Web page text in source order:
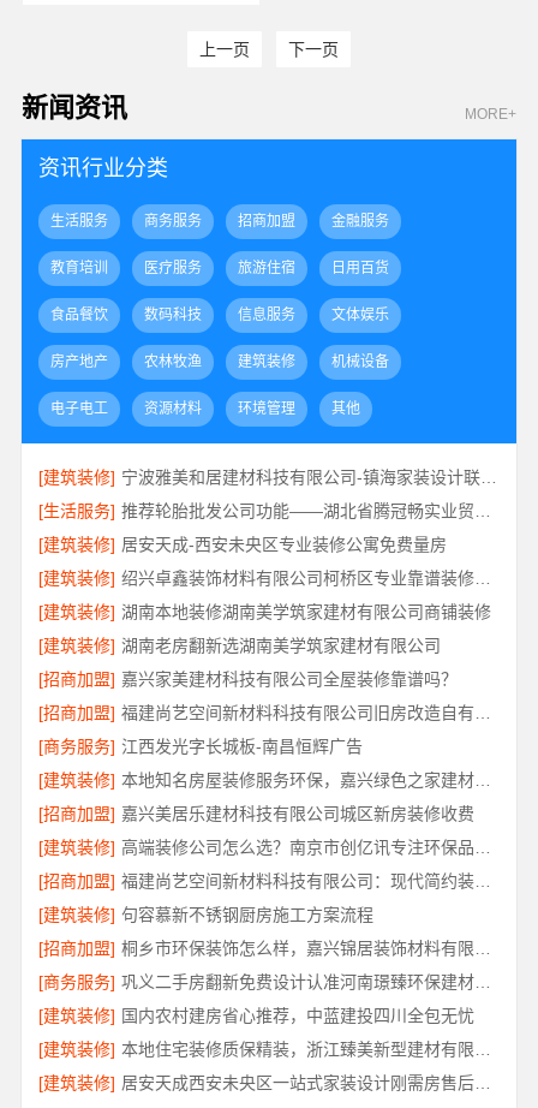
上一页 下一页
新闻资讯 MORE+
资讯行业分类
生活服务 商务服务 招商加盟 金融服务
教育培训 医疗服务 旅游住宿 日用百货
食品餐饮 数码科技 信息服务 文体娱乐
房产地产 农林牧渔 建筑装修 机械设备
电子电工 资源材料 环境管理 其他
[建筑装修]
宁波雅美和居建材科技有限公司-镇海家装设计联系方式
[生活服务]
[建筑装修] 居安天成-西安未央区专业装修公寓免费量房
[建筑装修]
绍兴卓鑫装饰材料有限公司柯桥区专业靠谱装修自有施工队
[建筑装修] 湖南本地装修湖南美学筑家建材有限公司商铺装修
[建筑装修] 湖南老房翻新选湖南美学筑家建材有限公司
[招商加盟] 嘉兴家美建材科技有限公司全屋装修靠谱吗？
[招商加盟]
[商务服务] 江西发光字长城板-南昌恒辉广告
[建筑装修]
本地知名房屋装修服务环保，嘉兴绿色之家建材科技有限公司
[招商加盟] 嘉兴美居乐建材科技有限公司城区新房装修收费
[建筑装修]
[招商加盟]
福建尚艺空间新材料科技有限公司：现代简约装修免费设计整体落地
[建筑装修] 句容慕新不锈钢厨房施工方案流程
[招商加盟]
[商务服务]
巩义二手房翻新免费设计认准河南璟臻环保建材有限公司
[建筑装修] 国内农村建房省心推荐，中蓝建投四川全包无忧
[建筑装修]
[建筑装修]
居安天成西安未央区一站式家装设计刚需房售后完善